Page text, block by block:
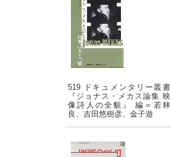
519 ドキュメンタリー叢書
『ジョナス・メカス論集 映
像詩人の全貌』 編＝若林
良、吉田悠樹彦、金子遊